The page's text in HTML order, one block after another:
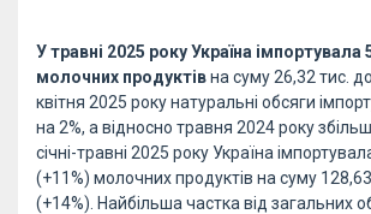
У травні 2025 року Україна імпортувала
молочних продуктівна суму 26,32 тис.
квітня 2025 року натуральні обсяги
на 2%, а відносно травня 2024 року
січні-травні 2025 року Україна
(+11%) молочних продуктів на суму
(+14%). Найбільша частка від загальних